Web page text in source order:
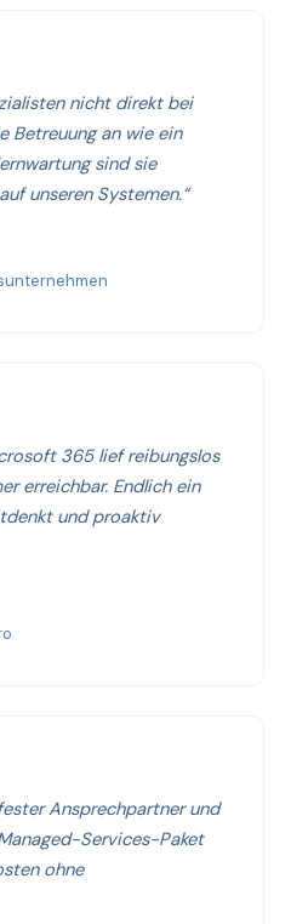
nicht direkt bei
Betreuung an wie ein
sind sie
unseren Systemen.“
365 lief reibungslos
erreichbar. Endlich ein
und proaktiv
Ansprechpartner und
Services-Paket
ohne